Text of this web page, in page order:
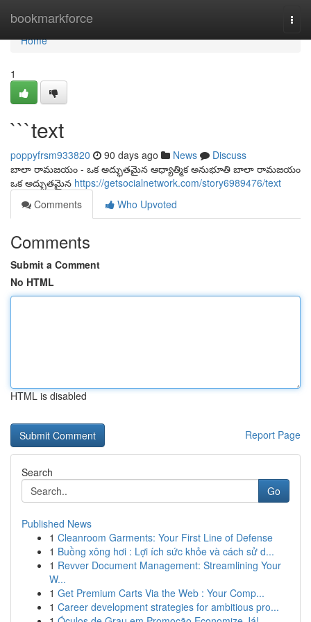
bookmarkforce
Home
Home
1
```text
poppyfrsm933820 90 days ago News
Discuss
బాలా రామజయం - ఒక అద్భుతమైన ఆధ్యాత్మిక అనుభూతి బాలా రామజయం
ఒక అద్భుతమైన https://getsocialnetwork.com/story6989476/text
Comments
Who Upvoted
Comments
Submit a Comment
No HTML
HTML is disabled
Report Page
Search
Go
Published News
1 Cleanroom Garments: Your First Line of Defense
1 Buồng xông hơi : Lợi ích sức khỏe và cách sử d...
1 Revver Document Management: Streamlining Your
W...
1 Get Premium Carts Via the Web : Your Comp...
1 Career development strategies for ambitious pro...